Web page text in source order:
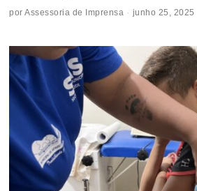
porAssessoria de Imprensa junho 25, 2025